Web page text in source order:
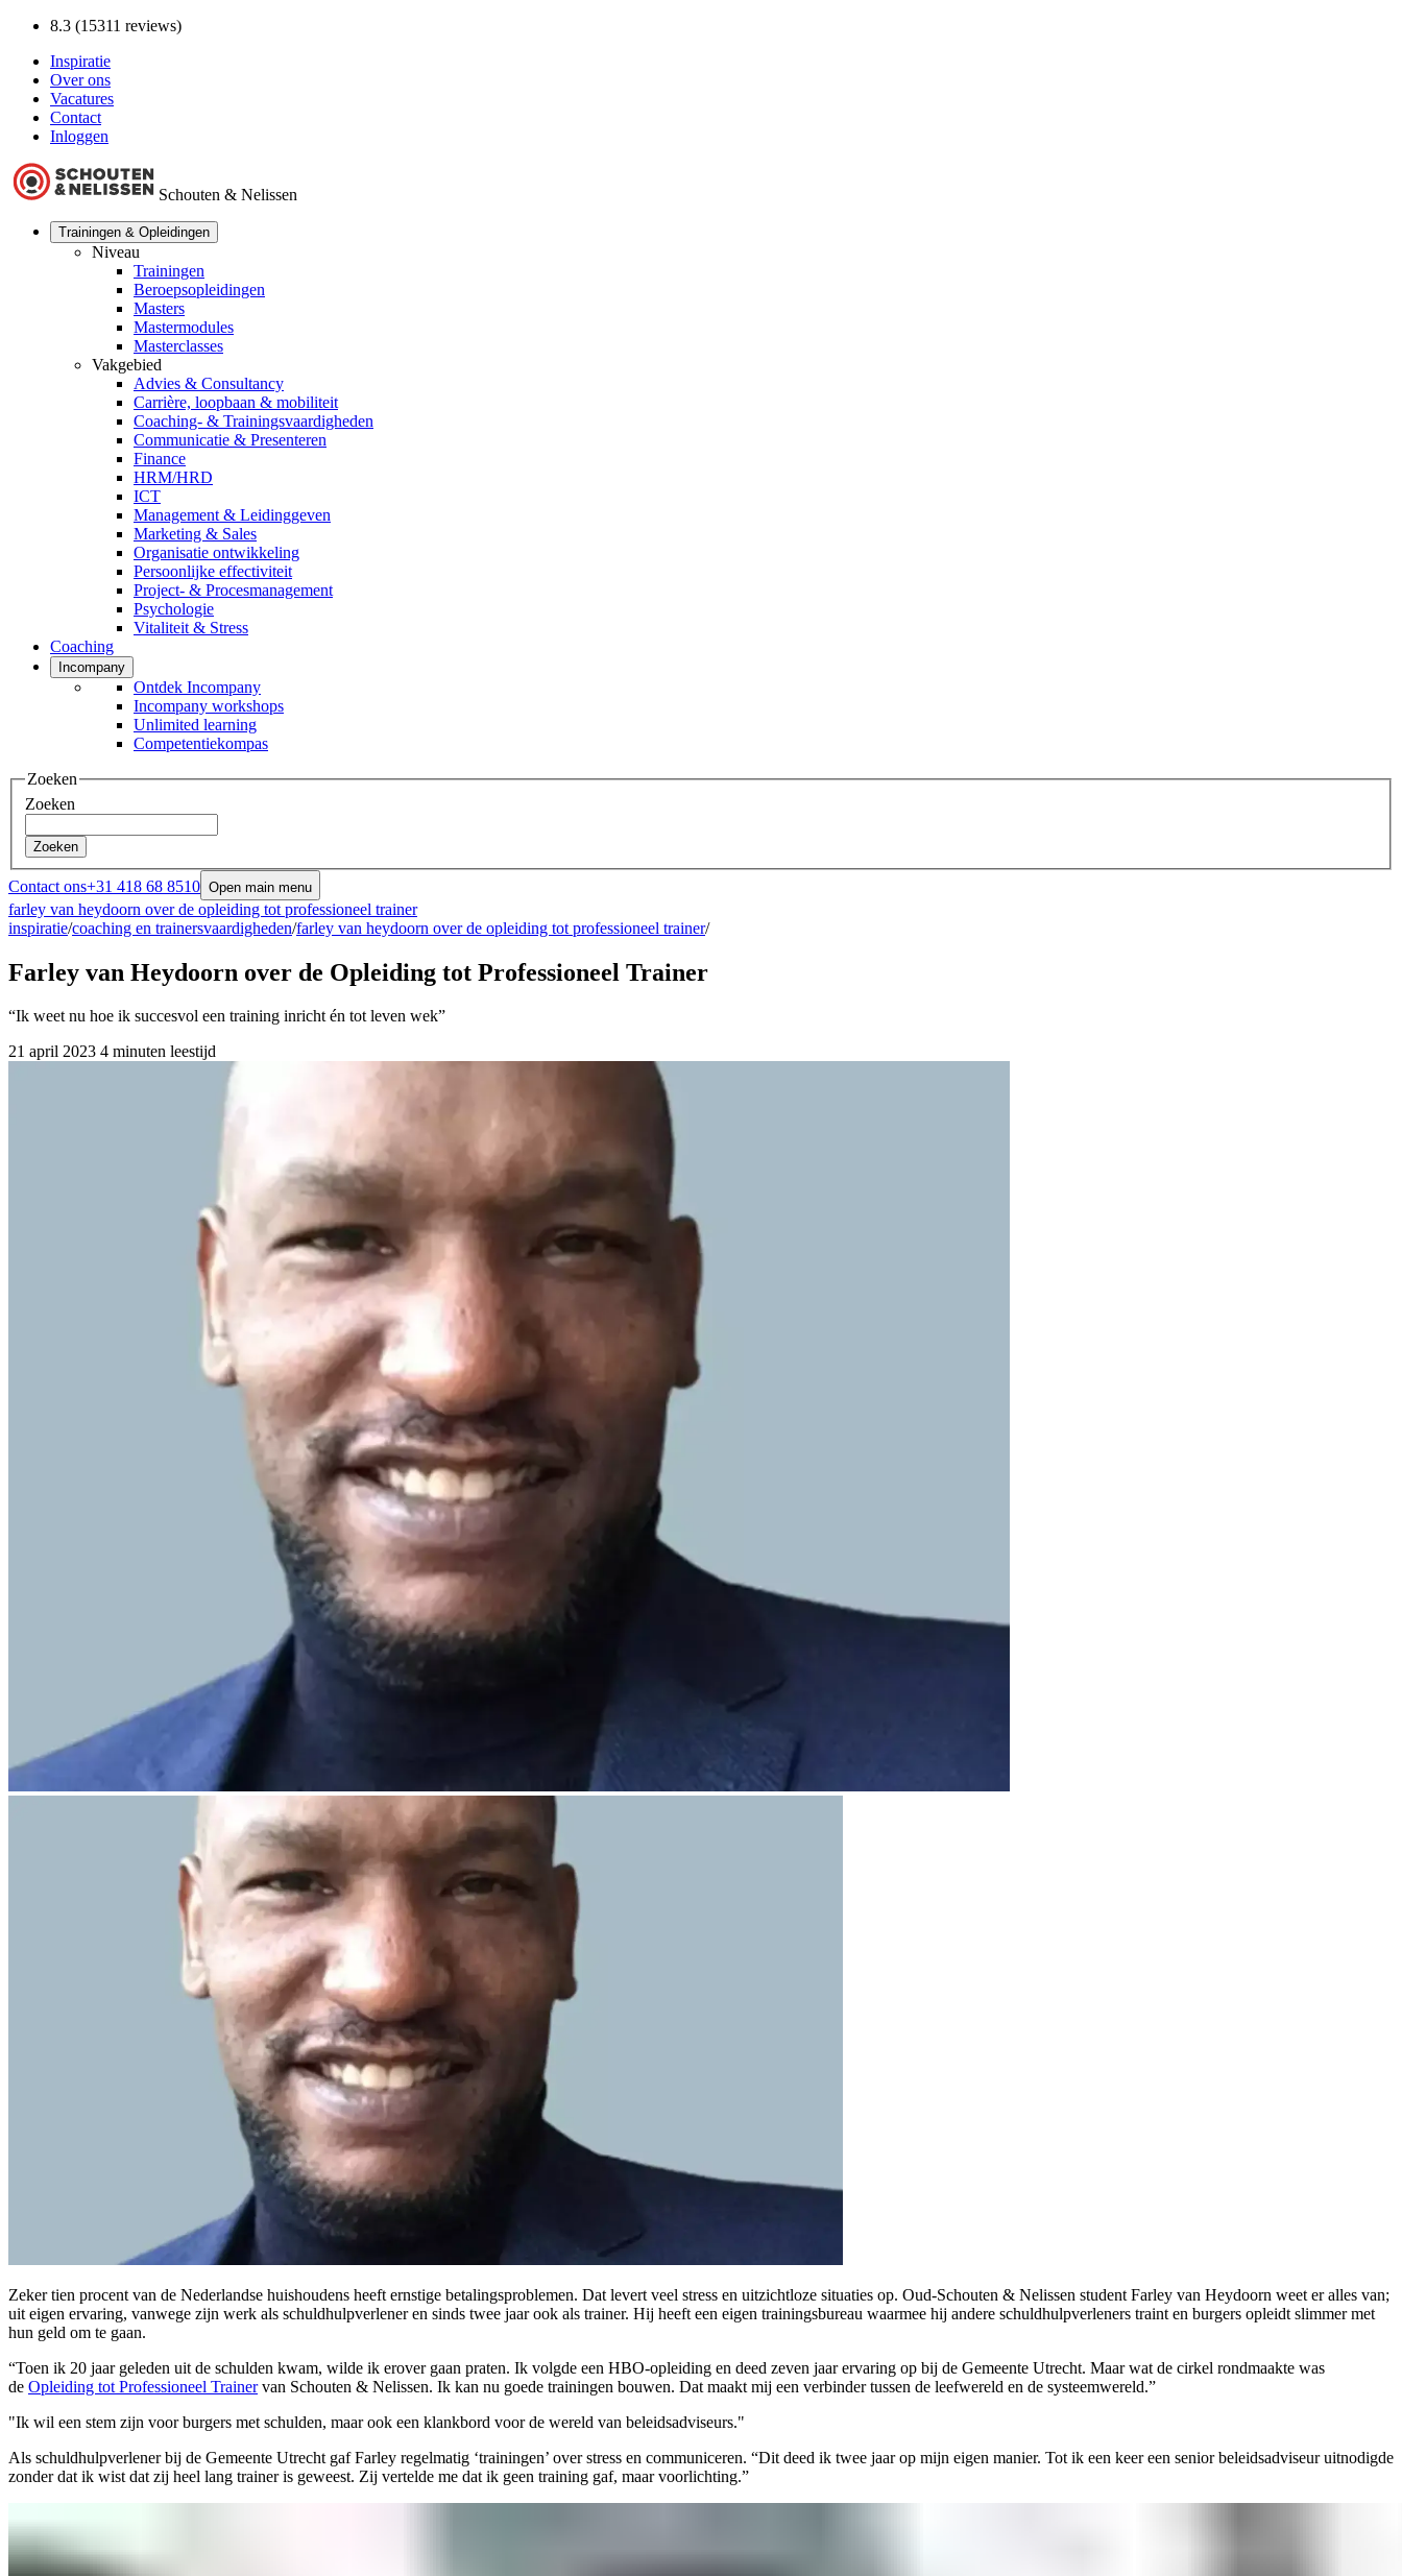
8.3 (15311 reviews)
Inspiratie
Over ons
Vacatures
Contact
Inloggen
Schouten & Nelissen
Trainingen & Opleidingen
Niveau
Trainingen
Beroepsopleidingen
Masters
Mastermodules
Masterclasses
Vakgebied
Advies & Consultancy
Carrière, loopbaan & mobiliteit
Coaching- & Trainingsvaardigheden
Communicatie & Presenteren
Finance
HRM/HRD
ICT
Management & Leidinggeven
Marketing & Sales
Organisatie ontwikkeling
Persoonlijke effectiviteit
Project- & Procesmanagement
Psychologie
Vitaliteit & Stress
Coaching
Incompany
Ontdek Incompany
Incompany workshops
Unlimited learning
Competentiekompas
Zoeken
Zoeken
Zoeken
Contact ons+31 418 68 8510 Open main menu
farley van heydoorn over de opleiding tot professioneel trainer
inspiratie/coaching en trainersvaardigheden/farley van heydoorn over de opleiding tot professioneel trainer/
Farley van Heydoorn over de Opleiding tot Professioneel Trainer
“Ik weet nu hoe ik succesvol een training inricht én tot leven wek”
21 april 2023 4 minuten leestijd
Zeker tien procent van de Nederlandse huishoudens heeft ernstige betalingsproblemen. Dat levert veel stress en uitzichtloze situaties op. Oud-Schouten & Nelissen student Farley van Heydoorn weet er alles van;
uit eigen ervaring, vanwege zijn werk als schuldhulpverlener en sinds twee jaar ook als trainer. Hij heeft een eigen trainingsbureau waarmee hij andere schuldhulpverleners traint en burgers opleidt slimmer met
hun geld om te gaan.
“Toen ik 20 jaar geleden uit de schulden kwam, wilde ik erover gaan praten. Ik volgde een HBO-opleiding en deed zeven jaar ervaring op bij de Gemeente Utrecht. Maar wat de cirkel rondmaakte was
de Opleiding tot Professioneel Trainervan Schouten & Nelissen. Ik kan nu goede trainingen bouwen. Dat maakt mij een verbinder tussen de leefwereld en de systeemwereld.”
"Ik wil een stem zijn voor burgers met schulden, maar ook een klankbord voor de wereld van beleidsadviseurs."
Als schuldhulpverlener bij de Gemeente Utrecht gaf Farley regelmatig ‘trainingen’ over stress en communiceren. “Dit deed ik twee jaar op mijn eigen manier. Tot ik een keer een senior beleidsadviseur uitnodigde
zonder dat ik wist dat zij heel lang trainer is geweest. Zij vertelde me dat ik geen training gaf, maar voorlichting.”